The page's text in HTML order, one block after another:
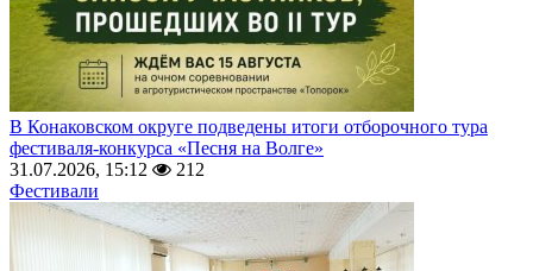
В Конаковском округе подведены итоги отборочного тура
фестиваля-конкурса «Песня на Волге»
31.07.2026, 15:12
212
Фестивали